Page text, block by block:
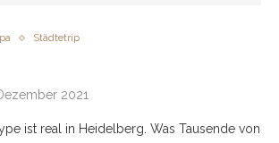
Städtetrip
2021
ist real in Heidelberg. Was Tausende von